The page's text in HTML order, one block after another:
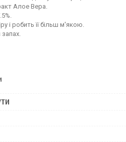
Алое Вера.
і робить її більш м'якою.